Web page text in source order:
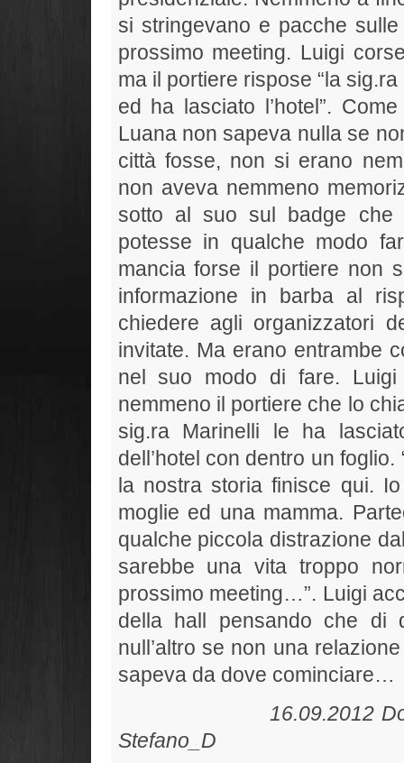
si stringevano e pacche
prossimo meeting. Luigi
ma il portiere rispose “la
ed ha lasciato l’hotel”.
Luana non sapeva nulla se
città fosse, non si erano
non aveva nemmeno
sotto al suo sul badge che
potesse in qualche modo
mancia forse il portiere non
informazione in barba al
chiedere agli organizzatori
invitate. Ma erano entrambe
nel suo modo di fare.
nemmeno il portiere che lo
sig.ra Marinelli le ha
dell’hotel con dentro un
la nostra storia finisce qui.
moglie ed una mamma.
qualche piccola distrazione
sarebbe una vita troppo
prossimo meeting…”. Luigi
della hall pensando che di
null’altro se non una
sapeva da dove cominciare…
Stefano_D